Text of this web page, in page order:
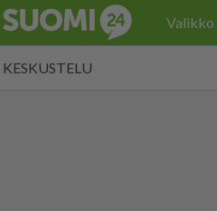
Valikko
KESKUSTELU